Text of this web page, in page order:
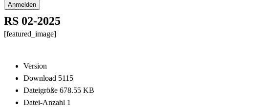
Anmelden
RS 02-2025
[featured_image]
Version
Download 5115
Dateigröße 678.55 KB
Datei-Anzahl 1